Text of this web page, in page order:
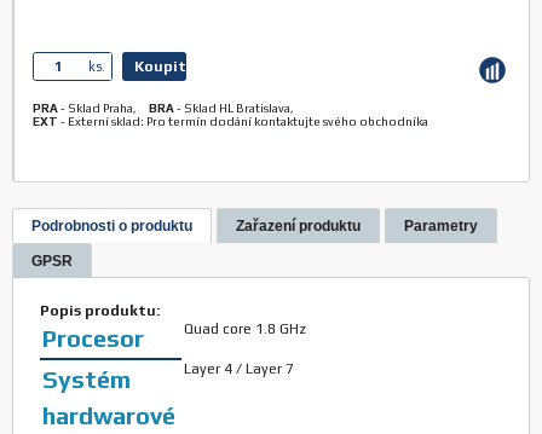
ks. Koupit
PRA- Sklad Praha, BRA- Sklad HL Bratislava,
EXT - Externí sklad: Pro termín dodání kontaktujte svého obchodníka
Podrobnosti o produktu Zařazení produktu Parametry
GPSR
Popis produktu:
Procesor Quad core 1.8 GHz
Systém
hardwarové
Layer 4 / Layer 7